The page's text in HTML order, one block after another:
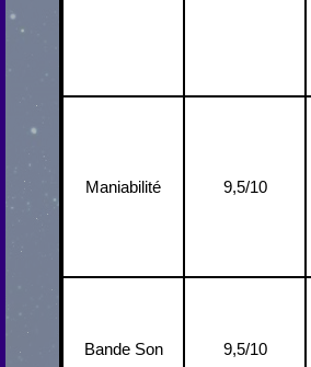
Maniabilité 9,5/10
Bande Son 9,5/10